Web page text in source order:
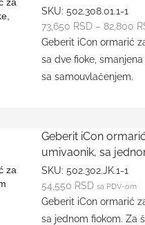
SKU: 502.308.01.1-1
73,650 RSD – 82,800
Geberit iCon ormarić
sa dve fioke,
sa samouvlačenjem.
Geberit iCon
umivaonik, sa
SKU: 502.302.JK.1-1
54,550 RSD sa PDV-om
Geberit iCon ormarić
sa jednom fiokom. Za